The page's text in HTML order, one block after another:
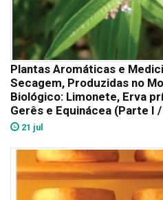
Plantas Aromáticas e
Secagem, Produzidas no
Biológico: Limonete, Erva
Gerês e Equinácea (Parte I
21 jul